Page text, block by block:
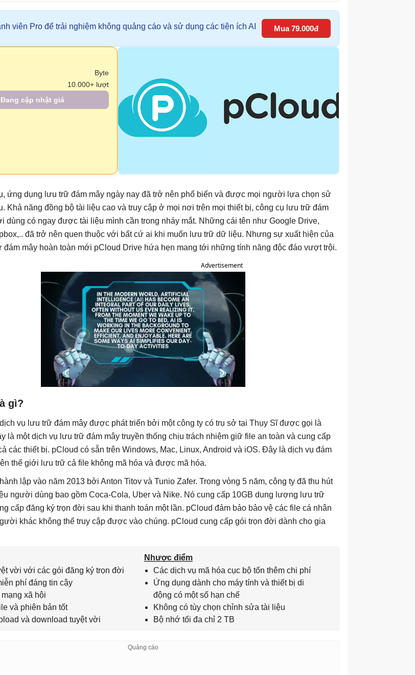
viên Pro để trải nghiệm không quảng cáo và sử dụng các tiện ích AI Mua 79.000đ
Byte
10.000+ lượt
Đang cập nhật giá
ứng dụng lưu trữ đám mây ngày nay đã trở nên phổ biến và được mọi người lựa chọn sử
Khả năng đồng bộ tài liệu cao và truy cập ở mọi nơi trên mọi thiết bị, công cụ lưu trữ đám
dùng có ngay được tài liệu mình cần trong nháy mắt. Những cái tên như Google Drive,
đã trở nên quen thuộc với bất cứ ai khi muốn lưu trữ dữ liệu. Nhưng sự xuất hiện của
đám mây hoàn toàn mới pCloud Drive hứa hẹn mang tới những tính năng độc đáo vượt trội.
Advertisement
gì?
vụ lưu trữ đám mây được phát triển bởi một công ty có trụ sở tại Thụy Sĩ được gọi là
là một dịch vụ lưu trữ đám mây truyền thống chịu trách nhiệm giữ file an toàn và cung cấp
các thiết bị. pCloud có sẵn trên Windows, Mac, Linux, Android và iOS. Đây là dịch vụ đám
thế giới lưu trữ cả file không mã hóa và được mã hóa.
lập vào năm 2013 bởi Anton Titov và Tunio Zafer. Trong vòng 5 năm, công ty đã thu hút
người dùng bao gồm Coca-Cola, Uber và Nike. Nó cung cấp 10GB dung lượng lưu trữ
cấp đăng ký trọn đời sau khi thanh toán một lần. pCloud đảm bảo bảo vệ các file cá nhân
khác không thể truy cập được vào chúng. pCloud cung cấp gói trọn đời dành cho gia
vời với các gói đăng ký trọn đời
phí đáng tin cậy
xã hội
và phiên bản tốt
và download tuyệt vời
Nhược điểm
Các dịch vụ mã hóa cục bộ tốn thêm chi phí
Ứng dụng dành cho máy tính và thiết bị di
động có một số hạn chế
Không có tùy chọn chỉnh sửa tài liệu
Bộ nhớ tối đa chỉ 2 TB